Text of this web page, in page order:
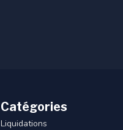
Catégories
Liquidations